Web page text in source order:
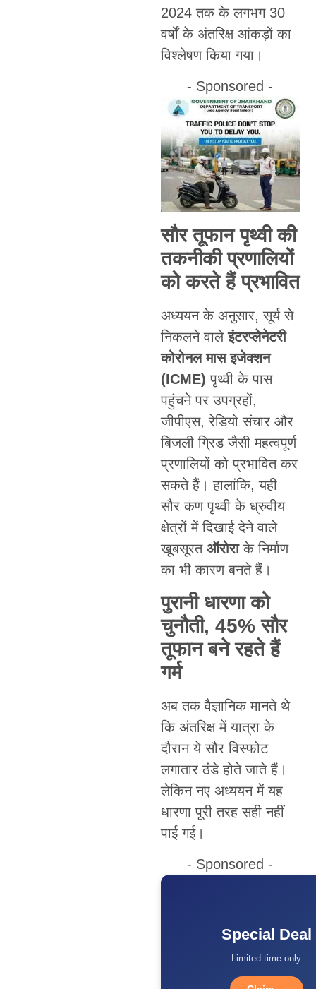
2024 तक के लगभग 30
वर्षों के अंतरिक्ष आंकड़ों का
विश्लेषण किया गया।
- Sponsored -
सौर तूफान पृथ्वी की
तकनीकी प्रणालियों
को करते हैं प्रभावित
अध्ययन के अनुसार, सूर्य से
निकलने वालेइंटरप्लेनेटरी
कोरोनल मास इजेक्शन
(ICME) पृथ्वी के पास
पहुंचने पर उपग्रहों,
जीपीएस, रेडियो संचार और
बिजली ग्रिड जैसी महत्वपूर्ण
प्रणालियों को प्रभावित कर
सकते हैं। हालांकि, यही
सौर कण पृथ्वी के ध्रुवीय
क्षेत्रों में दिखाई देने वाले
खूबसूरत ऑरोराके निर्माण
का भी कारण बनते हैं।
पुरानी धारणा को
चुनौती, 45% सौर
तूफान बने रहते हैं
गर्म
अब तक वैज्ञानिक मानते थे
कि अंतरिक्ष में यात्रा के
दौरान ये सौर विस्फोट
लगातार ठंडे होते जाते हैं।
लेकिन नए अध्ययन में यह
धारणा पूरी तरह सही नहीं
पाई गई।
- Sponsored -
Special Deal
Limited time only